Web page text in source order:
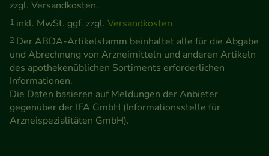
zu gestalten. Bitte beachten Sie, dass Daten hierfür
teilweise an Dritte wie z.B. Google oder soziale
Medien übertragen werden.
zzgl. Versandkosten.
1 inkl. MwSt. ggf. zzgl. Versandkosten
2 Der ABDA-Artikelstamm beinhaltet alle für die Abgabe
und Abrechnung von Arzneimitteln und anderen Artikeln
des apothekenüblichen Sortiments erforderlichen
Informationen.
Die Daten basieren auf Meldungen der Anbieter
gegenüber der IFA GmbH (Informationsstelle für
Arzneispezialitäten GmbH).